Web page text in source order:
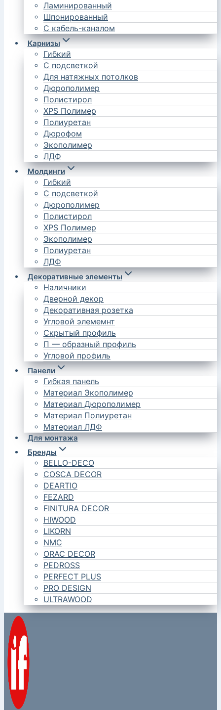
Ламинированный
Шпонированный
С кабель-каналом
Карнизы
Гибкий
С подсветкой
Для натяжных потолков
Дюрополимер
Полистирол
XPS Полимер
Полиуретан
Дюрофом
Экополимер
ЛДФ
Молдинги
Гибкий
С подсветкой
Дюрополимер
Полистирол
XPS Полимер
Экополимер
Полиуретан
ЛДФ
Декоративные элементы
Наличники
Дверной декор
Декоративная розетка
Угловой элемемнт
Скрытый профиль
П — образный профиль
Угловой профиль
Панели
Гибкая панель
Материал Экополимер
Материал Дюрополимер
Материал Полиуретан
Материал ЛДФ
Для монтажа
Бренды
BELLO-DECO
COSCA DECOR
DEARTIO
FEZARD
FINITURA DECOR
HIWOOD
LIKORN
NMC
ORAC DECOR
PEDROSS
PERFECT PLUS
PRO DESIGN
ULTRAWOOD